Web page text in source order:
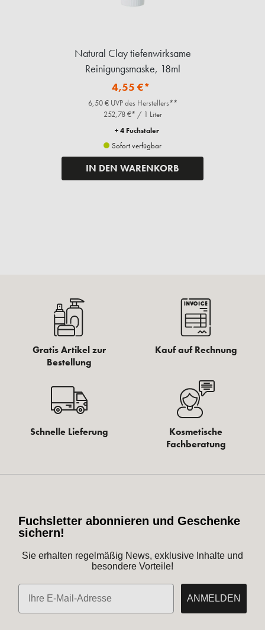
Natural Clay tiefenwirksame
Reinigungsmaske, 18ml
4,55 €*
6,50 € UVP des Herstellers**
252,78 €* / 1 Liter
+ 4 Fuchstaler
Sofort verfügbar
IN DEN WARENKORB
Gratis Artikel zur
Bestellung
Kauf auf Rechnung
Schnelle Lieferung
Kosmetische
Fachberatung
Fuchsletter abonnieren und Geschenke
sichern!
Sie erhalten regelmäßig News, exklusive Inhalte und
besondere Vorteile!
E-Mail
ANMELDEN